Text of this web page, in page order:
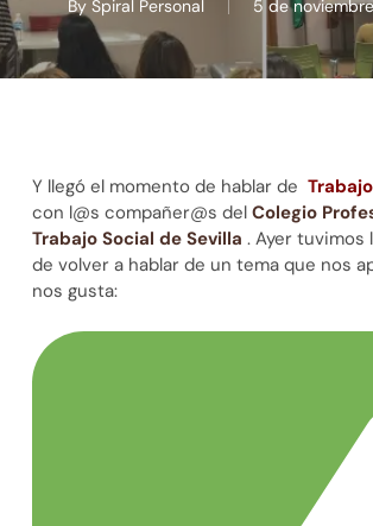
By Spiral Personal 5 de
Y llegó el momento de hablar de
con l@s compañer@s del Colegio
Trabajo Social de Sevilla . Ayer tuvimos
de volver a hablar de un tema que nos
nos gusta: